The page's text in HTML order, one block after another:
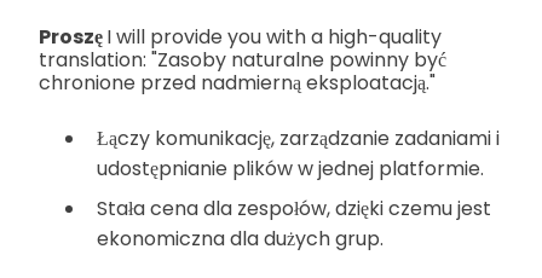
ProszęI will provide you with a high-quality
translation: "Zasoby naturalne powinny być
chronione przed nadmierną eksploatacją."
Łączy komunikację, zarządzanie zadaniami i
udostępnianie plików w jednej platformie.
Stała cena dla zespołów, dzięki czemu jest
ekonomiczna dla dużych grup.